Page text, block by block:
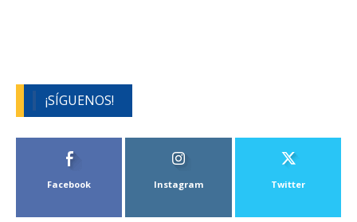
¡SÍGUENOS!